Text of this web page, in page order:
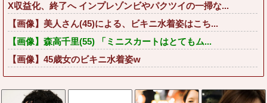
X収益化、終了へ インプレゾンビやパクツイの一掃な...
【画像】美人さん(45)による、ビキニ水着姿はこち...
【画像】森高千里(55) 「ミニスカートはとてもム...
【画像】45歳女のビキニ水着姿w